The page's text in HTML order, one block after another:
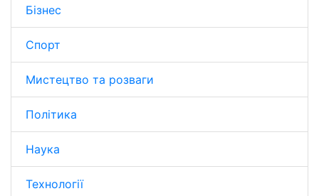
Бізнес
Спорт
Мистецтво та розваги
Політика
Наука
Технології